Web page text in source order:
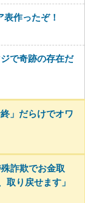
表作ったぞ！
で奇跡の存在だ
」だらけでオワ
詐欺でお金取
り戻せます」